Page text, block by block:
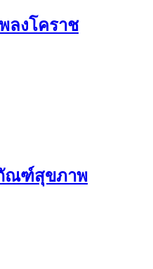
ลงโคราช
ณฑ์สุขภาพ